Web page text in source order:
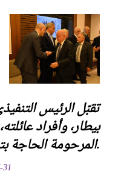
تقبّل الرئيس
بيطار، وأفراد
المرحومة الحاجة بتول مغنية.